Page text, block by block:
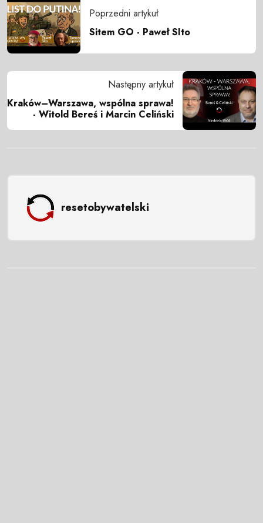
Poprzedni artykuł
Sitem GO - Paweł SIto
Następny artykuł
Kraków–Warszawa, wspólna sprawa!
- Witold Bereś i Marcin Celiński
resetobywatelski